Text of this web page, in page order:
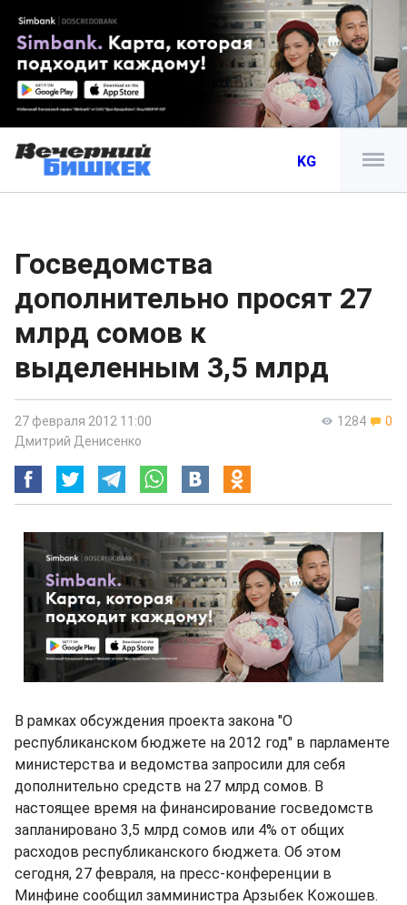
KG
Госведомства
дополнительно просят 27
млрд сомов к
выделенным 3,5 млрд
1284 0
27 февраля 2012 11:00
Дмитрий Денисенко
В рамках обсуждения проекта закона "О
республиканском бюджете на 2012 год" в парламенте
министерства и ведомства запросили для себя
дополнительно средств на 27 млрд сомов. В
настоящее время на финансирование госведомств
запланировано 3,5 млрд сомов или 4% от общих
расходов республиканского бюджета. Об этом
сегодня, 27 февраля, на пресс-конференции в
Минфине сообщил замминистра Арзыбек Кожошев.